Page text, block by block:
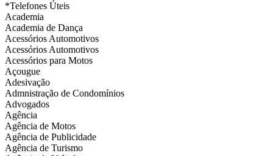
*Telefones Úteis
Academia
Academia de Dança
Acessórios Automotivos
Acessórios Automotivos
Acessórios para Motos
Açougue
Adesivação
Admnistração de Condomínios
Advogados
Agência
Agência de Motos
Agência de Publicidade
Agência de Turismo